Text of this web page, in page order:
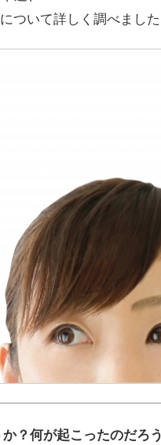
ついて詳しく調べました
？何が起こったのだろ